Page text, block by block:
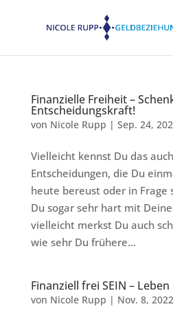
Finanzielle Freiheit –
Entscheidungskraft!
von Nicole Rupp | Sep. 24,
Vielleicht kennst Du das
Entscheidungen, die Du
heute bereust oder in Frage
Du sogar sehr hart mit
vielleicht merkst Du auch
wie sehr Du frühere...
Finanziell frei SEIN –
von Nicole Rupp | Nov. 8, 2022